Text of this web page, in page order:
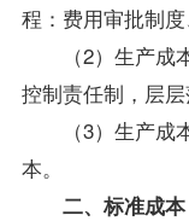
程：费用审批制度
（2）生产成本
控制责任制，层层
（3）生产成本
本。
二、标准成本